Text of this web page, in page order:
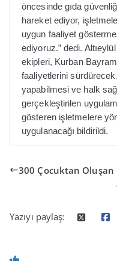
öncesinde gıda
hareket ediyor,
uygun faaliyet
ediyoruz.” dedi.
ekipleri, Kurban
faaliyetlerini
yapabilmesi ve halk
gerçekleştirilen
gösteren işletmelere
uygulanacağı bildirildi.
300 Çocuktan
Yazıyı paylaş: